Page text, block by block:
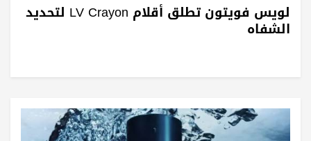
لويس فويتون تطلق أقلام LV Crayon لتحديد
الشفاه